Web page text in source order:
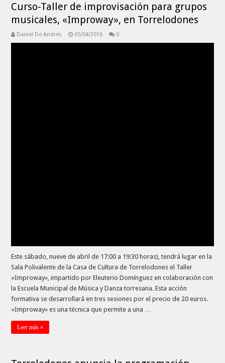
Curso-Taller de improvisación para grupos
musicales, «Improway», en Torrelodones
Daniel De Andrés 05/04/2016 0
Este sábado, nueve de abril de 17:00 a 19:30 horas), tendrá lugar en la
Sala Polivalente de la Casa de Cultura de Torrelodones el Taller
«Improway», impartido por Eleuterio Domínguez en colaboración con
la Escuela Municipal de Música y Danza torresana. Esta acción
formativa se desarrollará en tres sesiones por el precio de 20 euros.
«Improway» es una técnica que permite a una …
Leer más »